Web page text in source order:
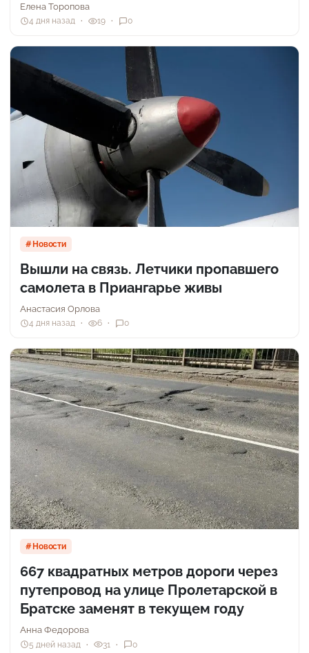
Елена Торопова
4 дня назад 19 0
Новости
Вышли на связь. Летчики пропавшего
самолета в Приангарье живы
Анастасия Орлова
4 дня назад 6 0
Новости
667 квадратных метров дороги через
путепровод на улице Пролетарской в
Братске заменят в текущем году
Анна Федорова
5 дней назад 31 0